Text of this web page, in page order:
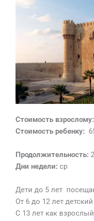
Стоимость взрослому:
Стоимость ребенку:
Продолжительность:
Дни недели: ср
Дети до 5 лет
От 6 до 12 лет
С 13 лет как